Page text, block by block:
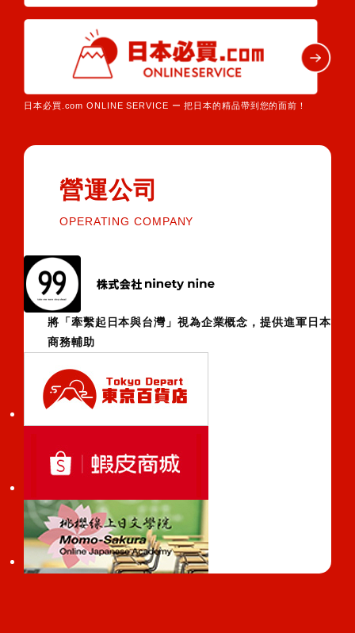
日本必買.com ONLINE SERVICE ー 把日本的精品帶到您的面前！
營運公司
OPERATING COMPANY
將「牽繫起日本與台灣」視為企業概念，提供進軍日本
商務輔助